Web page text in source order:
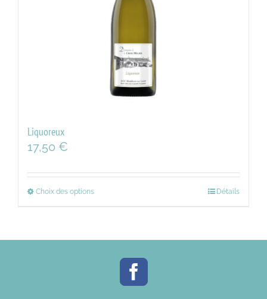
Liquoreux
17,50 €
Choix des options Détails